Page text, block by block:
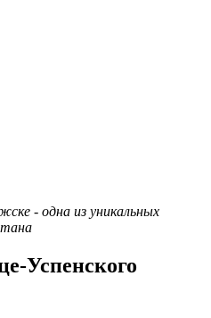
- одна из уникальных
Успенского